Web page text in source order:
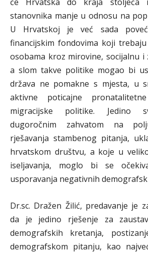
stanovnika manje u odnosu na
U Hrvatskoj je već sada
financijskim fondovima koji
osobama kroz mirovine, socijalnu i
a slom takve politike mogao bi
država ne pomakne s mjesta, u
aktivne poticajne
migracijske politike. Jedino
dugoročnim zahvatom na
rješavanja stambenog pitanja,
hrvatskom društvu, a koje u
iseljavanja, moglo bi se
usporavanja negativnih
Dr.sc. Dražen Žilić, predavanje je
da je jedino rješenje za
demografskih kretanja,
demografskom pitanju, kao